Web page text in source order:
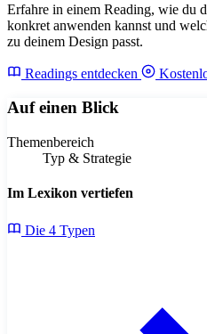
Erfahre in einem Reading, wie du
konkret anwenden kannst und
zu deinem Design passt.
Readings entdecken
Auf einen Blick
Themenbereich
Typ & Strategie
Im Lexikon vertiefen
Die 4 Typen